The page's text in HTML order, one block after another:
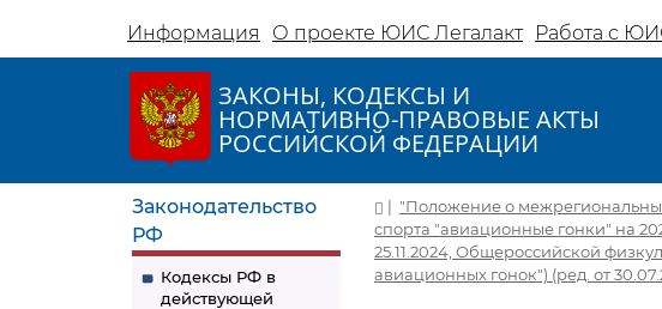
Информация О проекте ЮИС Легалакт Работа с
ЗАКОНЫ, КОДЕКСЫ И
НОРМАТИВНО-ПРАВОВЫЕ АКТЫ
РОССИЙСКОЙ ФЕДЕРАЦИИ
Законодательство
РФ
Кодексы РФ в
действующей
| "Положение о
спорта "авиационные гонки" на
25.11.2024, Общероссийской
авиационных гонок") (ред. от